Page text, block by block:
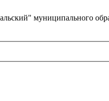
муниципального